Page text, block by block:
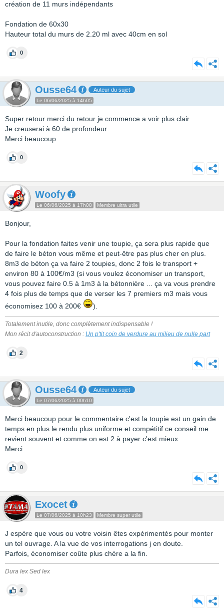
création de 11 murs indépendants
Fondation de 60x30
Hauteur total du murs de 2.20 ml avec 40cm en sol
0
Ousse64 Auteur du sujet
Le 06/06/2025 à 14h05
Super retour merci du retour je commence a voir plus clair
Je creuserai à 60 de profondeur
Merci beaucoup
0
Woofy
Le 06/06/2025 à 17h08 Membre ultra utile
Bonjour,
Pour la fondation faites venir une toupie, ça sera plus rapide que
de faire le béton vous même et peut-être pas plus cher en plus.
8m3 de béton ça va faire 2 toupies, donc 2 fois le transport +
environ 80 à 100€/m3 (si vous voulez économiser un transport,
vous pouvez faire 0.5 à 1m3 à la bétonnière ... ça va vous prendre
4 fois plus de temps que de verser les 7 premiers m3 mais vous
économisez 100 à 200€
).
Totalement inutile, donc complètement indispensable !
Mon récit d'autoconstruction : Un p'tit coin de verdure au milieu de nulle part
2
Ousse64 Auteur du sujet
Le 07/06/2025 à 00h10
Merci beaucoup pour le commentaire c'est la toupie est un gain de
temps en plus le rendu plus uniforme et compétitif ce conseil me
revient souvent et comme on est 2 à payer c'est mieux
Merci
0
Exocet
Le 07/06/2025 à 10h23 Membre super utile
J espère que vous ou votre voisin êtes expérimentés pour monter
un tel ouvrage. A la vue de vos interrogations j en doute.
Parfois, économiser coûte plus chère a la fin.
Dura lex Sed lex
4